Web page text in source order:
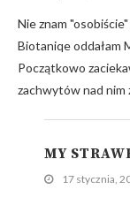
Nie znam
Biotaniqe oddałam
Początkowo
zachwytów nad nim
MY
17 stycznia,